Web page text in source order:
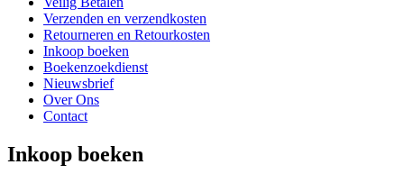
Verzenden en verzendkosten
Retourneren en Retourkosten
Inkoop boeken
Boekenzoekdienst
Nieuwsbrief
Over Ons
Contact
Inkoop boeken